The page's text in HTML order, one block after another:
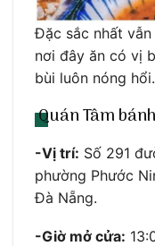
Đặc sắc nhất
nơi đây ăn có vị
bùi luôn nóng hổi.
Quán Tâm
-Vị trí: Số 291
phường Phước
Đà Nẵng.
-Giờ mở cửa: